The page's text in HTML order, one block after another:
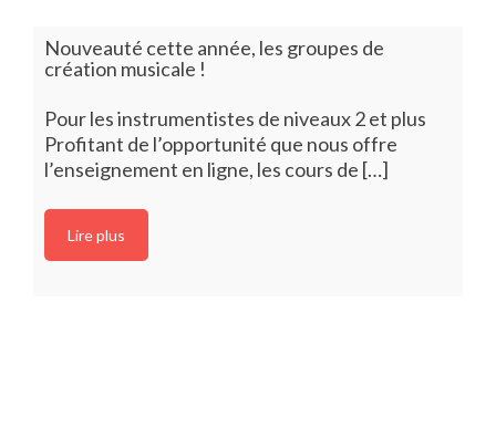
Nouveauté cette année, les groupes de
création musicale !
Pour les instrumentistes de niveaux 2 et plus
Profitant de l’opportunité que nous offre
l’enseignement en ligne, les cours de […]
Lire plus